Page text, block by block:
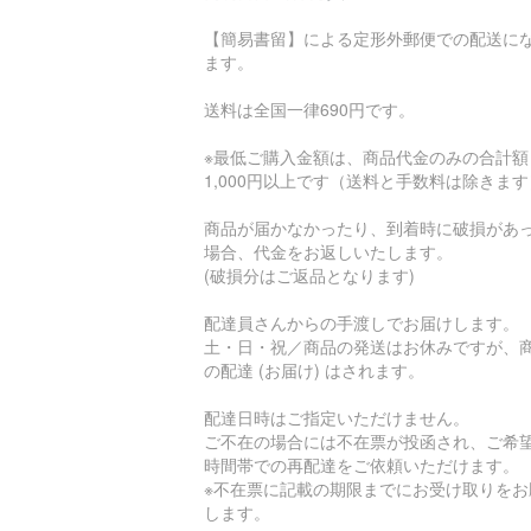
【簡易書留】による定形外郵便での配送に
ます。
送料は全国一律690円です。
※最低ご購入金額は、商品代金のみの合計額
1,000円以上です（送料と手数料は除きます
商品が届かなかったり、到着時に破損があ
場合、代金をお返しいたします。
(破損分はご返品となります)
配達員さんからの手渡しでお届けします。
土・日・祝／商品の発送はお休みですが、
の配達 (お届け) はされます。
配達日時はご指定いただけません。
ご不在の場合には不在票が投函され、ご希
時間帯での再配達をご依頼いただけます。
※不在票に記載の期限までにお受け取りを
します。